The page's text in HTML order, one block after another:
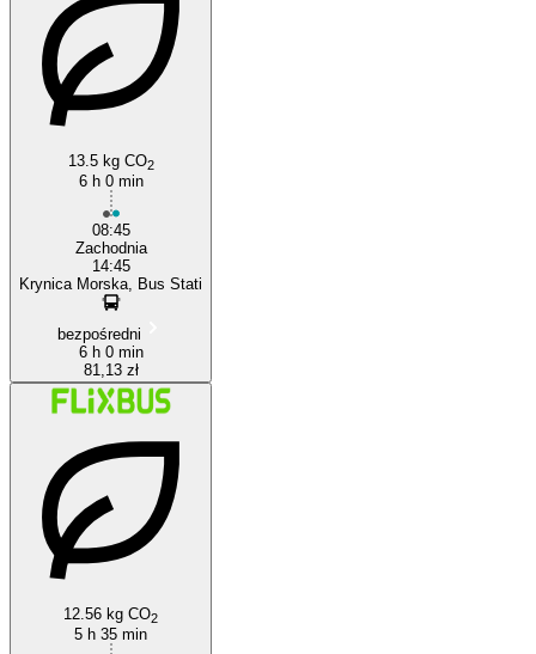
13.5 kg CO2
6 h 0 min
08:45
Zachodnia
14:45
Krynica Morska, Bus Stati
bezpośredni
6 h 0 min
81,13 zł
12.56 kg CO2
5 h 35 min